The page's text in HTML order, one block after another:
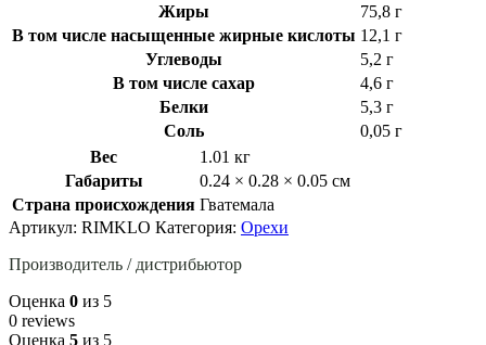
Жиры
75,8 г
В том числе насыщенные жирные кислоты 12,1 г
Углеводы
5,2 г
В том числе сахар
4,6 г
Белки
5,3 г
Соль
0,05 г
Вес
1.01 кг
Габариты
0.24 × 0.28 × 0.05 см
Страна происхождения Гватемала
Артикул: RIMKLO Категория: Орехи
Производитель / дистрибьютор
Оценка 0 из 5
0 reviews
Оценка 5 из 5